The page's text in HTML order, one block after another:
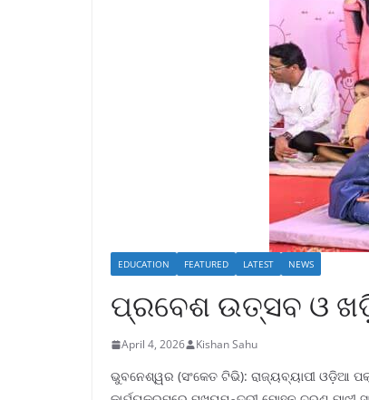
EDUCATION FEATURED LATEST NEWS
ପ୍ରବେଶ ଉତ୍ସବ ଓ
April 4, 2026 Kishan Sahu
ଭୁବନେଶ୍ୱର (ସଂକେତ ଟିଭି): ରାଜ୍ୟବ୍ୟାପୀ ଓଡ଼ିଆ